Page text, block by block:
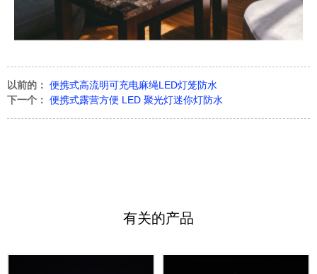
以前的： 便携式高流明可充电麻绳LED灯笼防水
下一个： 便携式露营方便 LED 聚光灯迷你灯防水
有关的产品